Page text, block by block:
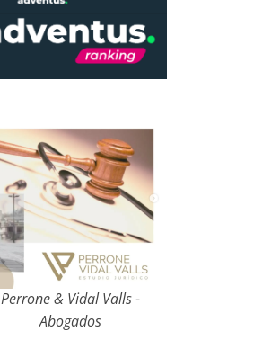
Perrone & Vidal Valls -
Abogados